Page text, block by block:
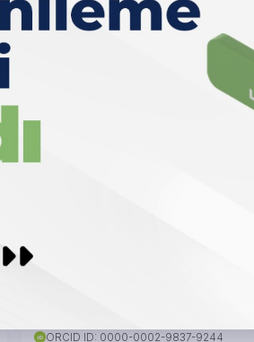
iD ORCID ID: 0000-0002-9837-9244